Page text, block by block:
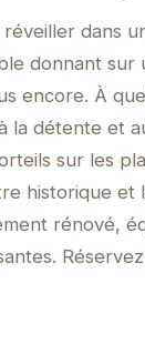
réveiller dans
donnant
encore. À
la détente et
sur les
historique et
rénové,